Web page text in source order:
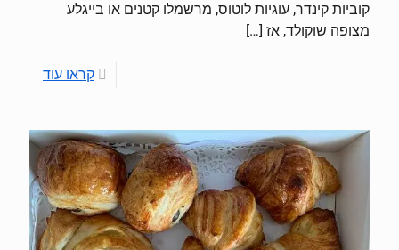
קוביות קינדר, עוגיות לוטוס, מרשמלו קטנים או בייגלע
מצופה שוקולד, אז […]
קראו עוד